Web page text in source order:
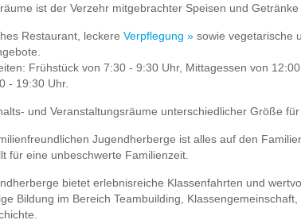
ist der Verzehr mitgebrachter Speisen und Getränke
Restaurant, leckere Verpflegung » sowie vegetarische
Frühstück von 7:30 - 9:30 Uhr, Mittagessen von
- 19:30 Uhr.
und Veranstaltungsräume unterschiedlicher Größe für
Jugendherberge ist alles auf den
für eine unbeschwerte Familienzeit.
bietet erlebnisreiche Klassenfahrten und
Bildung im Bereich Teambuilding,